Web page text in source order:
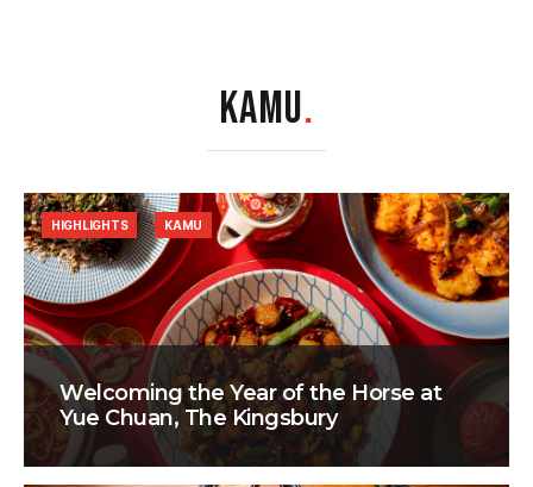
KAMU.
Welcoming the Year of the Horse at
Yue Chuan, The Kingsbury
HIGHLIGHTS KAMU